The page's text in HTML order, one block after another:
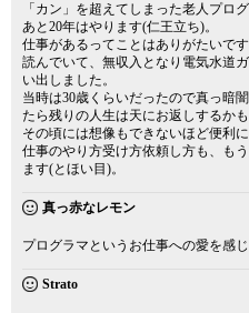
「カン」を超えてしまった老人プロ
あと20年はやります(仁王立ち)。
仕事があるってことはありがたいです
読んでいて、無収入となり電気水道
い出しました。
当時は30歳くらいだったので真っ暗
たら残りの人生は天にお返しするかも
その頃には想像もできないほど便利に
仕事のやり方受け方依頼し方も、も
ます(とほい目)。
真っ赤なレモン
プログラマというお仕事への愛を感じ
Strato